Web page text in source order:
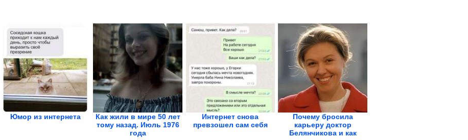
Юмор из интернета
Как жили в мире 50 лет
тому назад. Июль 1976
года
Интернет снова
превзошел сам себя
Почему бросила
карьеру доктор
Белянчикова и как